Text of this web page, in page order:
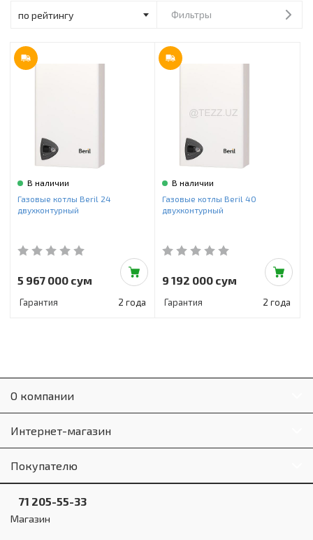
Сантехника
Фильтры
В наличии
Газовые котлы Beril 24
двухконтурный
5 967 000 сум
Гарантия 2 года
В наличии
Газовые котлы Beril 40
двухконтурный
9 192 000 сум
Гарантия 2 года
О компании
Интернет-магазин
Покупателю
71 205-55-33
Магазин